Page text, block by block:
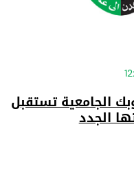
الجامعية تستقبل
الجدد